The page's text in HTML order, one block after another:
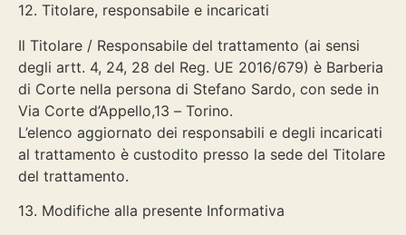
12. Titolare, responsabile e incaricati
Il Titolare / Responsabile del trattamento (ai sensi
degli artt. 4, 24, 28 del Reg. UE 2016/679) è Barberia
di Corte nella persona di Stefano Sardo, con sede in
Via Corte d’Appello,13 – Torino.
L’elenco aggiornato dei responsabili e degli incaricati
al trattamento è custodito presso la sede del Titolare
del trattamento.
13. Modifiche alla presente Informativa